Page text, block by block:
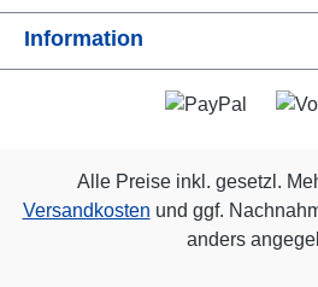
Information
Alle Preise inkl. gesetzl.
Versandkosten und ggf.
anders